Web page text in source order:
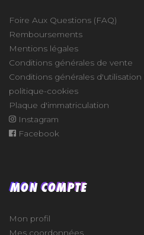
Foire Aux Questions (FAQ)
Remboursements
Mentions légales
Conditions générales de vente
Conditions générales d'utilisation
politique-cookies
Plaque d'immatriculation
Instagram
Facebook
MON COMPTE
Mon profil
Mes coordonnées